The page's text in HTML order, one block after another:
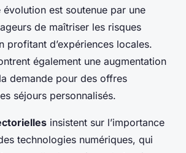
est soutenue par une
de maîtriser les risques
profitant d’expériences locales.
également une augmentation
demande pour des offres
séjours personnalisés.
insistent sur l’importance
technologies numériques, qui